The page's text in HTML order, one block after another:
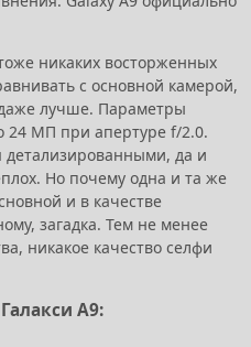
никаких восторженных
с основной камерой,
лучше. Параметры
24 МП при апертуре f/2.0.
да и
Но почему одна и та же
и в качестве
загадка. Тем не менее
никакое качество селфи
А9: